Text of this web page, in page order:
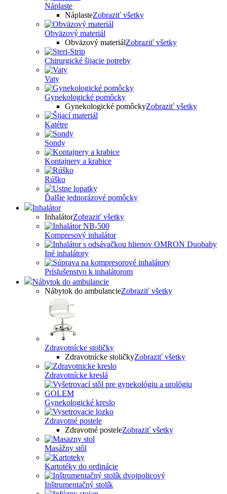
Náplaste
NáplasteZobraziť všetky
Obväzový materiál
Obväzový materiálZobraziť všetky
Chirurgické šijacie potreby
Vaty
Gynekologické pomôcky
Gynekologické pomôckyZobraziť všetky
Katétre
Sondy
Kontajnery a krabice
Rúško
Ďalšie jednorázové pomôcky
Inhalátor
InhalátorZobraziť všetky
Kompresový inhalátor
Iné inhalátory
Príslušenstvo k inhalátorom
Nábytok do ambulancie
Nábytok do ambulancieZobraziť všetky
Zdravotnícke stoličky
Zdravotnícke stoličkyZobraziť všetky
Zdravotnícke kreslá
Gynekologické kreslo
Zdravotné postele
Zdravotné posteleZobraziť všetky
Masážny stôl
Kartotéky do ordinácie
Inštrumentačný stolík